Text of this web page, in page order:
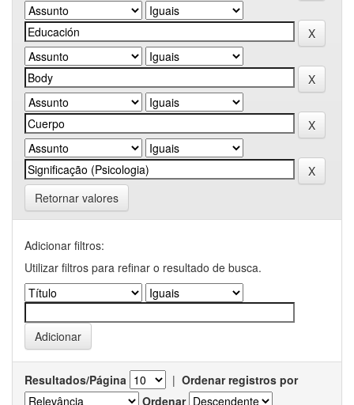
Retornar valores
Adicionar filtros:
Utilizar filtros para refinar o resultado de busca.
Resultados/Página | Ordenar registros por
Ordenar